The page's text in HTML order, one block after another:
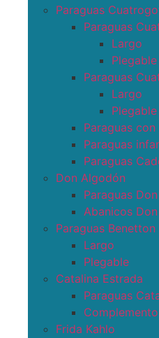
Paraguas
Paraguas
Largo
Plegable
Paraguas
Largo
Plegable
Paraguas
Paraguas
Paraguas
Don Algodón
Paraguas
Abanicos
Paraguas Benetton
Largo
Plegable
Catalina Estrada
Paraguas
Frida Kahlo